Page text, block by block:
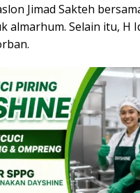
Jimad Sakteh
almarhum. Selain itu, H